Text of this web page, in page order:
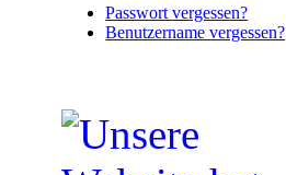
Passwort vergessen?
Benutzername vergessen?